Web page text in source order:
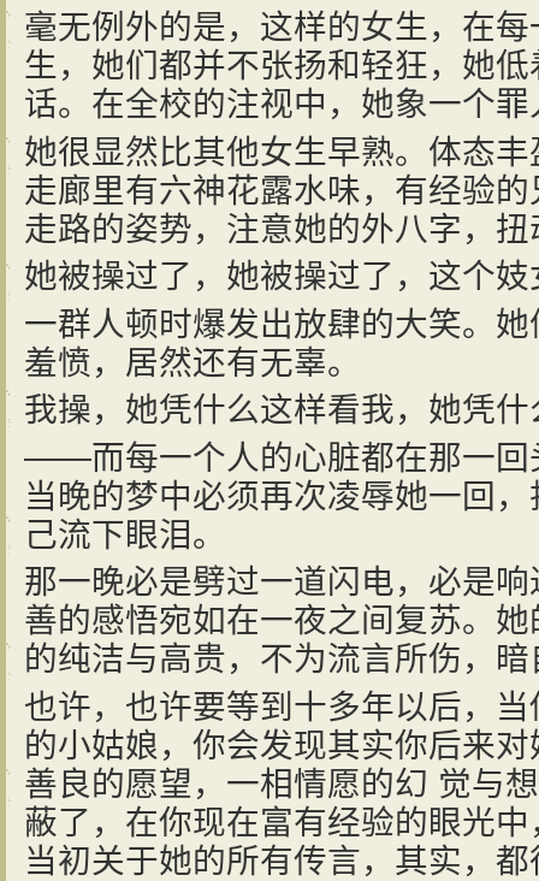
毫无例外的是，这样的女生，在
生，她们都并不张扬和轻狂，她
话。在全校的注视中，她象一个
她很显然比其他女生早熟。体态
走廊里有六神花露水味，有经验
走路的姿势，注意她的外八字，
她被操过了，她被操过了，这个妓
一群人顿时爆发出放肆的大笑。
羞愤，居然还有无辜。
我操，她凭什么这样看我，她凭
——而每一个人的心脏都在那一回
当晚的梦中必须再次凌辱她一回
己流下眼泪。
那一晚必是劈过一道闪电，必是
善的感悟宛如在一夜之间复苏。
的纯洁与高贵，不为流言所伤，
也许，也许要等到十多年以后，
的小姑娘，你会发现其实你后来
善良的愿望，一相情愿的幻 觉与
蔽了，在你现在富有经验的眼光
当初关于她的所有传言，其实，